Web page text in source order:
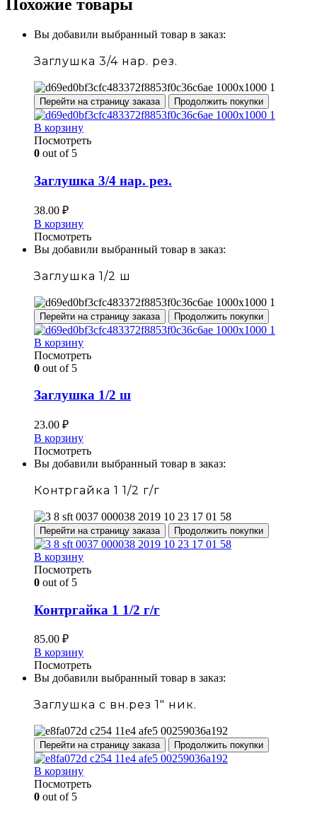
Похожие товары
Вы добавили выбранный товар в заказ:
Заглушка 3/4 нар. рез.
Перейти на страницу заказа Продолжить покупки
В корзину
Посмотреть
0 out of 5
Заглушка 3/4 нар. рез.
38.00 ₽
В корзину
Посмотреть
Вы добавили выбранный товар в заказ:
Заглушка 1/2 ш
Перейти на страницу заказа Продолжить покупки
В корзину
Посмотреть
0 out of 5
Заглушка 1/2 ш
23.00 ₽
В корзину
Посмотреть
Вы добавили выбранный товар в заказ:
Контргайка 1 1/2 г/г
Перейти на страницу заказа Продолжить покупки
В корзину
Посмотреть
0 out of 5
Контргайка 1 1/2 г/г
85.00 ₽
В корзину
Посмотреть
Вы добавили выбранный товар в заказ:
Заглушка с вн.рез 1" ник.
Перейти на страницу заказа Продолжить покупки
В корзину
Посмотреть
0 out of 5